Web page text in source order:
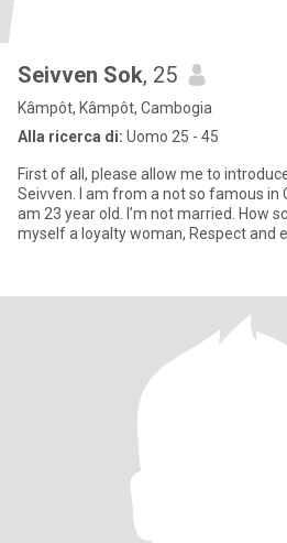
Seivven Sok, 25
Kâmpôt, Kâmpôt, Cambogia
Alla ricerca di: Uomo 25 - 45
First of all, please allow me to
Seivven. I am from a not so famous in
am 23 year old. I’m not married. How
myself a loyalty woman, Respect and